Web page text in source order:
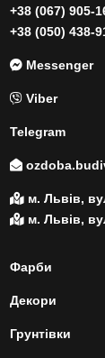
+38 (067) 905-
+38 (050) 438-
Messenger
Viber
Telegram
м. Львів,
м. Львів,
Фарби
Декори
Грунтівки